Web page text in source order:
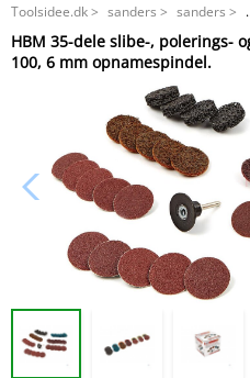
Toolsidee.dk> sanders > sanders >
HBM 35-dele slibe-, polerings- og
opnamespindel.
HBM 35-dele slibe-, polerings-
100, 6 mm opnamespindel.